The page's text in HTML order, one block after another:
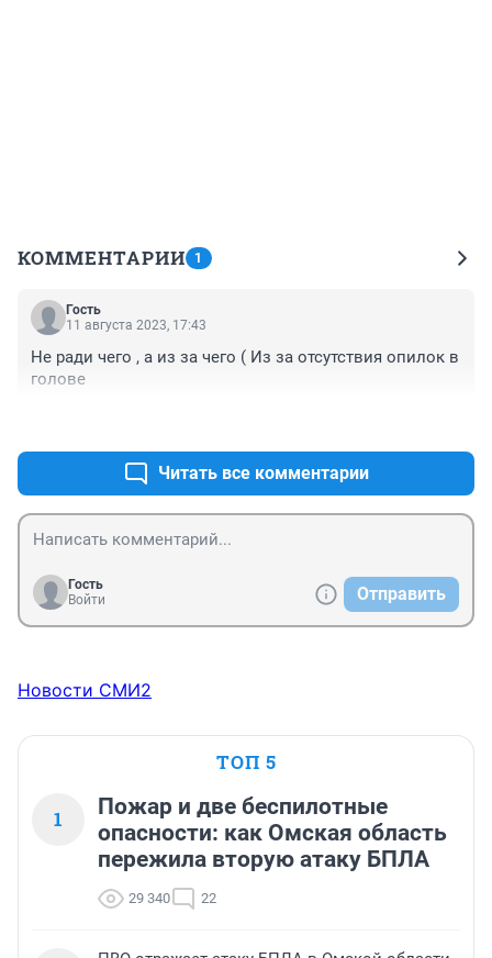
КОММЕНТАРИИ 1
Гость
11 августа 2023, 17:43
Не ради чего , а из за чего ( Из за отсутствия опилок в
голове
Читать все комментарии
Гость
Войти
Отправить
Новости СМИ2
ТОП 5
1
Пожар и две беспилотные
опасности: как Омская область
пережила вторую атаку БПЛА
29 340 22